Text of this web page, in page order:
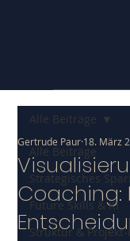
Alle Beiträge
Strategisches
Future Skills & KI
Struktur &
Alle Beiträge
Coaching:
Gertrude Paur 18. März